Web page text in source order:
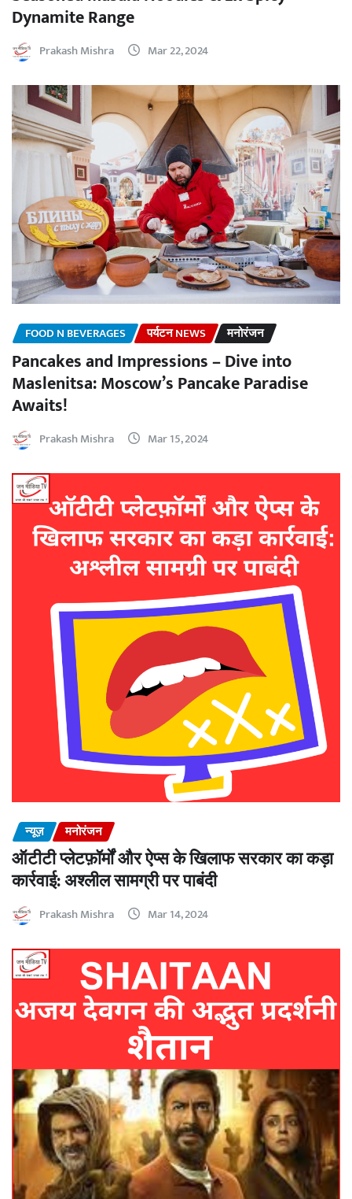
Dynamite Range
Prakash Mishra Mar 22, 2024
FOOD N BEVERAGES पर्यटन NEWS मनोरंजन
Pancakes and Impressions – Dive into
Maslenitsa: Moscow’s Pancake Paradise
Awaits!
Prakash Mishra Mar 15, 2024
न्यूज़ मनोरंजन
ऑटीटी प्लेटफ़ॉर्मों और ऐप्स के खिलाफ सरकार का कड़ा
कार्रवाई: अश्लील सामग्री पर पाबंदी
Prakash Mishra Mar 14, 2024